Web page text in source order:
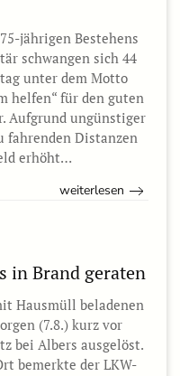
jährigen Bestehens
schwangen sich 44
unter dem Motto
helfen“ für den guten
Aufgrund ungünstiger
fahrenden Distanzen
erhöht…
weiterlesen
in Brand geraten
Hausmüll beladenen
(7.8.) kurz vor
bei Albers ausgelöst.
bemerkte der LKW-